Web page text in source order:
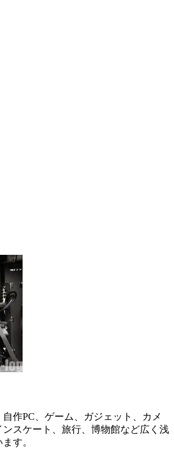
作PC、ゲーム、ガジェット、カメ
スケート、旅行、博物館など広く浅
す。